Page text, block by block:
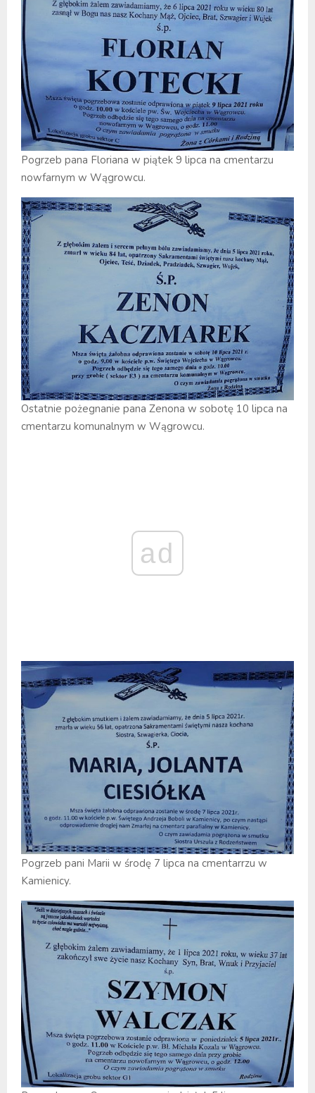
Pogrzeb pana Floriana w piątek 9 lipca na cmentarzu
nowfarnym w Wągrowcu.
Ostatnie pożegnanie pana Zenona w sobotę 10 lipca na
cmentarzu komunalnym w Wągrowcu.
ad
Pogrzeb pani Marii w środę 7 lipca na cmentarrzu w
Kamienicy.